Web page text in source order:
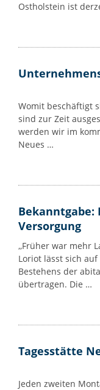
Ostholstein ist
Womit beschäftigt
sind zur Zeit
werden wir im
Neues …
Bekanntgabe:
Versorgung
,,Früher war mehr
Loriot lässt sich
Bestehens der
übertragen. Die …
Tagesstätte
Jeden zweiten